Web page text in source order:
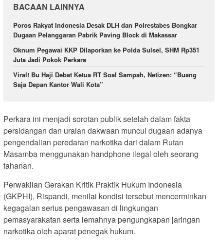
BACAAN LAINNYA
Poros Rakyat Indonesia Desak DLH dan Polrestabes Bongkar
Dugaan Pelanggaran Pabrik Paving Block di Makassar
Oknum Pegawai KKP Dilaporkan ke Polda Sulsel, SHM Rp351
Juta Jadi Pokok Perkara
Viral! Bu Haji Debat Ketua RT Soal Sampah, Netizen: “Buang
Saja Depan Kantor Wali Kota”
Perkara ini menjadi sorotan publik setelah dalam fakta
persidangan dan uraian dakwaan muncul dugaan adanya
pengendalian peredaran narkotika dari dalam Rutan
Masamba menggunakan handphone ilegal oleh seorang
tahanan.
Perwakilan Gerakan Kritik Praktik Hukum Indonesia
(GKPHI), Rispandi, menilai kondisi tersebut mencerminkan
kegagalan serius pengawasan di lingkungan
pemasyarakatan serta lemahnya pengungkapan jaringan
narkotika oleh aparat penegak hukum.